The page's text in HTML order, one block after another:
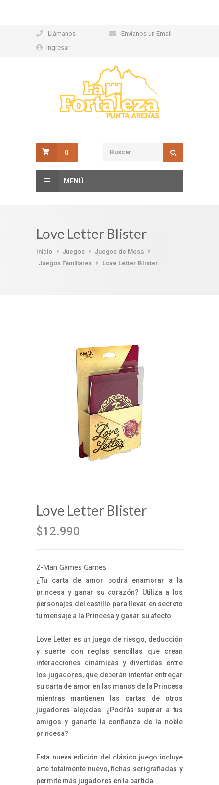
Llámanos
Envíanos un Email
Ingresar
0
MENÚ
Love Letter Blister
Inicio Juegos
Juegos de Mesa
Juegos Familiares
Love Letter Blister
Love Letter Blister
$12.990
Z-Man Games Games
¿Tu carta de amor podrá enamorar a la
princesa y ganar su corazón? Utiliza a los
personajes del castillo para llevar en secreto
tu mensaje a la Princesa y ganar su afecto.
Love Letter es un juego de riesgo, deducción
y suerte, con reglas sencillas que crean
interacciones dinámicas y divertidas entre
los jugadores, que deberán intentar entregar
su carta de amor en las manos de la Princesa
mientras mantienen las cartas de otros
jugadores alejadas. ¿Podrás superar a tus
amigos y ganarte la confianza de la noble
princesa?
Esta nueva edición del clásico juego incluye
arte totalmente nuevo, fichas serigrafiadas y
permite más jugadores en la partida.